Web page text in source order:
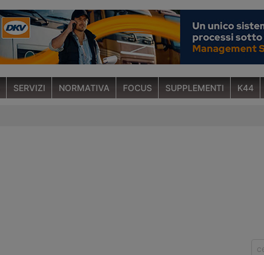
SERVIZI NORMATIVA FOCUS SUPPLEMENTI K44